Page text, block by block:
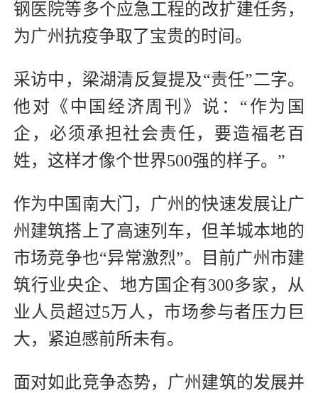
钢医院等多个应急工程的改扩建任务，
为广州抗疫争取了宝贵的时间。
采访中，梁湖清反复提及“责任”二字。
他对《中国经济周刊》说：“作为国
企，必须承担社会责任，要造福老百
姓，这样才像个世界500强的样子。”
作为中国南大门，广州的快速发展让广
州建筑搭上了高速列车，但羊城本地的
市场竞争也“异常激烈”。目前广州市建
筑行业央企、地方国企有300多家，从
业人员超过5万人，市场参与者压力巨
大，紧迫感前所未有。
面对如此竞争态势，广州建筑的发展并